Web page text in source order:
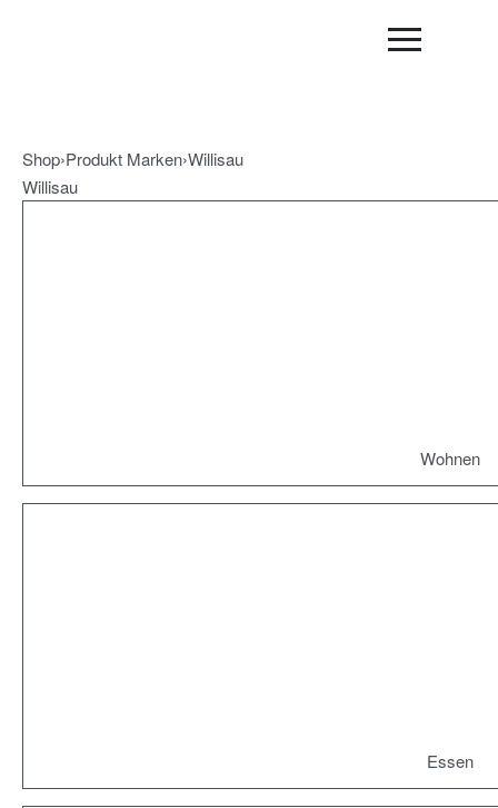
Shop›Produkt Marken›Willisau
Willisau
Wohnen
Essen